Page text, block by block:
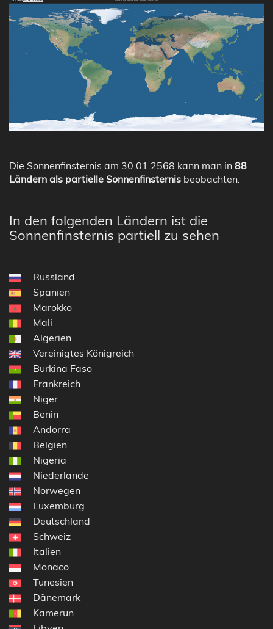
Die Sonnenfinsternis am 30.01.2568 kann man in 88
Ländern als partielle Sonnenfinsternis beobachten.
In den folgenden Ländern ist die
Sonnenfinsternis partiell zu sehen
Russland
Spanien
Marokko
Mali
Algerien
Vereinigtes Königreich
Burkina Faso
Frankreich
Niger
Benin
Andorra
Belgien
Nigeria
Niederlande
Norwegen
Luxemburg
Deutschland
Schweiz
Italien
Monaco
Tunesien
Dänemark
Kamerun